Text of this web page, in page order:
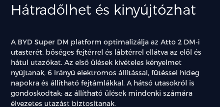
Hátradőlhet és kinyújtózhat
A BYD Super DM platform optimalizálja az Atto 2 DM-i
utasterét, bőséges fejtérrel és lábtérrel ellátva az elöl és
hátul utazókat. Az első ülések kivételes kényelmet
nyújtanak, 6 irányú elektromos állítással, fűtéssel hideg
napokra és állítható fejtámlákkal. A hátsó utasokról is
gondoskodtak: az állítható ülések mindenki számára
élvezetes utazást biztosítanak.